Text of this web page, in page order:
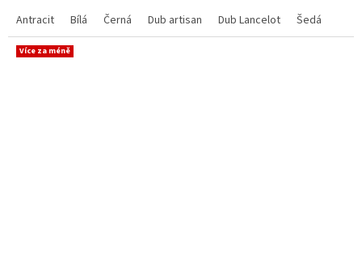
Antracit Bílá Černá Dub artisan Dub Lancelot Šedá
Více za méně